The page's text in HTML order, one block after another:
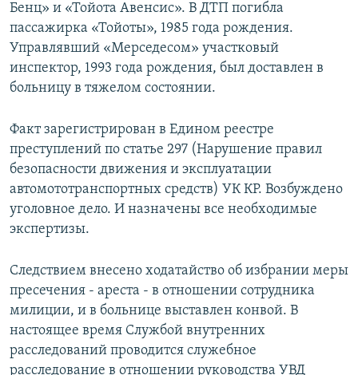
Бенц» и «Тойота Авенсис». В ДТП погибла
пассажирка «Тойоты», 1985 года рождения.
Управлявший «Мерседесом» участковый
инспектор, 1993 года рождения, был доставлен в
больницу в тяжелом состоянии.
Факт зарегистрирован в Едином реестре
преступлений по статье 297 (Нарушение правил
безопасности движения и эксплуатации
автомототранспортных средств) УК КР. Возбуждено
уголовное дело. И назначены все необходимые
экспертизы.
Следствием внесено ходатайство об избрании меры
пресечения - ареста - в отношении сотрудника
милиции, и в больнице выставлен конвой. В
настоящее время Службой внутренних
расследований проводится служебное
расследование в отношении руководства УВД